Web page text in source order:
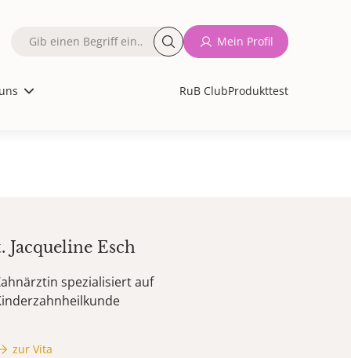
RuB ClubProdukttest
Fulltext
Mein Profil
Jacqueline Esch
spezialisiert auf
zur Vita